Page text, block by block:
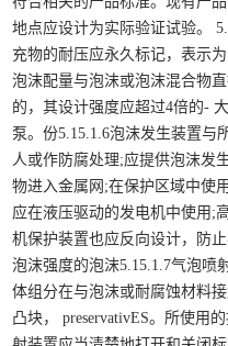
地点应设计为实际验证试验。
充物的耐压应永久标记，表示
泡沫配量与泡沫或泡沫混合物
的，其设计强度应超过4倍的-
泵。份5.15.1.6泡沫发生装置与
人或作防腐处理;应提供泡沫发
物进入金属网;在保护区域中使
应在液压驱动的发电机中使用;
机保护装置也应反向设计，防
泡沫强度的泡沫5.15.1.7气泡喷
体组分在与泡沫或耐腐蚀材料
凸块， preservativES。所使用